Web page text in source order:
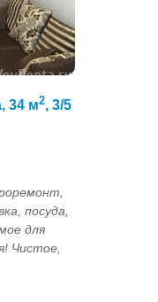
34 м2, 3/5
посуда,
для
Чистое,